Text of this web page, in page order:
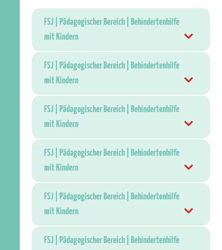
FSJ | Pädagogischer Bereich | Behindertenhilfe
mit Kindern
FSJ | Pädagogischer Bereich | Behindertenhilfe
mit Kindern
FSJ | Pädagogischer Bereich | Behindertenhilfe
mit Kindern
FSJ | Pädagogischer Bereich | Behindertenhilfe
mit Kindern
FSJ | Pädagogischer Bereich | Behindertenhilfe
mit Kindern
FSJ | Pädagogischer Bereich | Behindertenhilfe